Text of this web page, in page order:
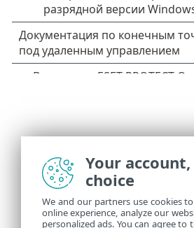
Your
choice
We and our partners use cookies
online experience, analyze our
personalized ads. You can agree